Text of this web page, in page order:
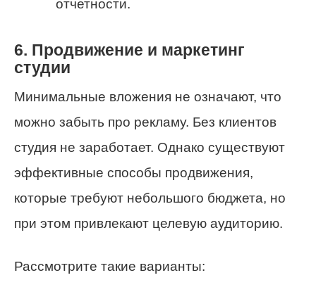
отчетности.
6. Продвижение и маркетинг
студии
Минимальные вложения не означают, что
можно забыть про рекламу. Без клиентов
студия не заработает. Однако существуют
эффективные способы продвижения,
которые требуют небольшого бюджета, но
при этом привлекают целевую аудиторию.
Рассмотрите такие варианты: